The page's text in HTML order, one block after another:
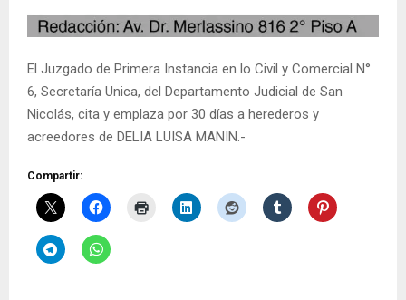
El Juzgado de Primera Instancia en lo Civil y Comercial N°
6, Secretaría Unica, del Departamento Judicial de San
Nicolás, cita y emplaza por 30 días a herederos y
acreedores de DELIA LUISA MANIN.-
Compartir: